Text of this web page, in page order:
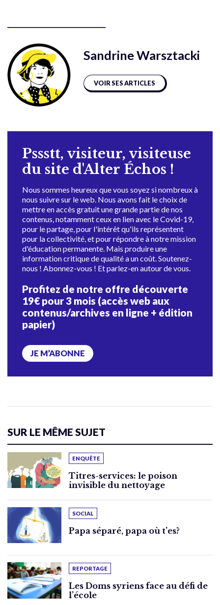
Sandrine Warsztacki
VOIR SES ARTICLES
Pssstt, visiteur, visiteuse
du site d'Alter Échos !
Nous sommes heureux que vous soyez si nombreux à
nous suivre sur le web. Nous avons fait le choix de
mettre en accès gratuit une grande partie de nos
contenus, notamment ceux en lien avec le Covid-19,
pour le partage, pour l'intérêt qu'ils représentent
pour la collectivité, et pour répondre à notre mission
d'éducation permanente. Mais produire une
information critique de qualité a un coût. Soutenez-
nous ! Abonnez-vous ! Et parlez-en autour de vous.
Profitez de notre offre découverte
19€ pour 3 mois (accès web aux
contenus/archives en ligne + édition
papier)
JE M’ABONNE
SUR LE MÊME SUJET
ENQUÊTE
Titres-services: le poison
invisible du nettoyage
SOCIAL
Papa séparé, papa où t’es?
REPORTAGE
Les Doms syriens face au défi de
l’école